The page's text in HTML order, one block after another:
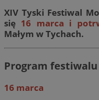
XIV Tyski Festiwal
się 16 marca i
Małym w Tychach.
Program festiwalu
16 marca